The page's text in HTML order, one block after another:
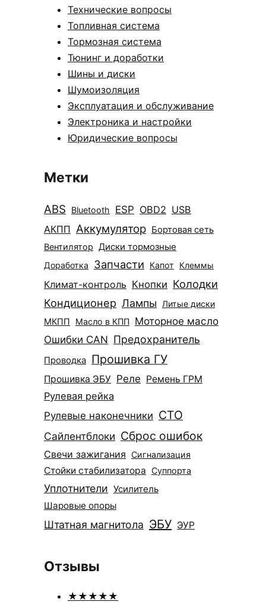
Технические вопросы
Топливная система
Тормозная система
Тюнинг и доработки
Шины и диски
Шумоизоляция
Эксплуатация и обслуживание
Электроника и настройки
Юридические вопросы
Метки
ABS Bluetooth ESP OBD2 USB
АКПП Аккумулятор Бортовая сеть
Вентилятор Диски тормозные
Доработка Запчасти Капот Клеммы
Климат-контроль Кнопки Колодки
Кондиционер Лампы Литые диски
МКПП Масло в КПП
Моторное масло
Ошибки CAN Предохранитель
Проводка Прошивка ГУ
Прошивка ЭБУ Реле Ремень ГРМ
Рулевая рейка
Рулевые наконечники СТО
Сайлентблоки Сброс ошибок
Свечи зажигания Сигнализация
Стойки стабилизатора Суппорта
Уплотнители Усилитель
Шаровые опоры
Штатная магнитола ЭБУ ЭУР
Отзывы
★★★★★